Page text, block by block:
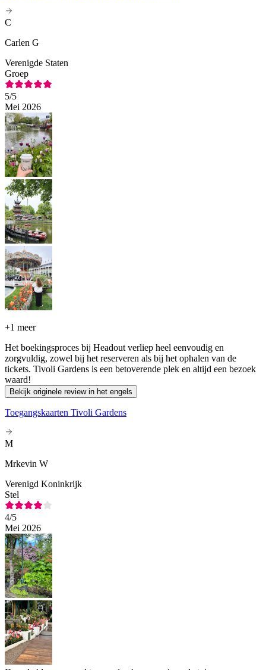
C
Carlen G
Verenigde Staten
Groep
5/5
Mei 2026
+1 meer
Het boekingsproces bij Headout verliep heel eenvoudig en
zorgvuldig, zowel bij het reserveren als bij het ophalen van de
tickets. Tivoli Gardens is een betoverende plek en altijd een bezoek
waard!
Bekijk originele review in het engels
Toegangskaarten Tivoli Gardens
M
Mrkevin W
Verenigd Koninkrijk
Stel
4/5
Mei 2026